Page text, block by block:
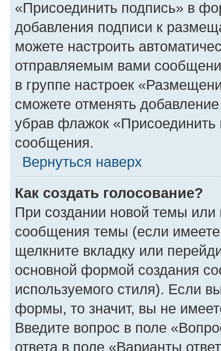
«Присоединить подпись» в
добавления подписи к
можете настроить
отправляемым вами
в группе настроек
сможете отменять
убрав флажок
сообщения.
Вернуться наверх
Как создать голосование?
При создании новой темы или
сообщения темы (если
щелкните вкладку или
основной формой создания
используемого стиля). Если
формы, то значит, вы не
Введите вопрос в поле
ответа в поле «Варианты